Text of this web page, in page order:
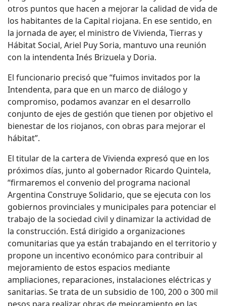
otros puntos que hacen a mejorar la calidad de vida de
los habitantes de la Capital riojana. En ese sentido, en
la jornada de ayer, el ministro de Vivienda, Tierras y
Hábitat Social, Ariel Puy Soria, mantuvo una reunión
con la intendenta Inés Brizuela y Doria.
El funcionario precisó que “fuimos invitados por la
Intendenta, para que en un marco de diálogo y
compromiso, podamos avanzar en el desarrollo
conjunto de ejes de gestión que tienen por objetivo el
bienestar de los riojanos, con obras para mejorar el
hábitat”.
El titular de la cartera de Vivienda expresó que en los
próximos días, junto al gobernador Ricardo Quintela,
“firmaremos el convenio del programa nacional
Argentina Construye Solidario, que se ejecuta con los
gobiernos provinciales y municipales para potenciar el
trabajo de la sociedad civil y dinamizar la actividad de
la construcción. Está dirigido a organizaciones
comunitarias que ya están trabajando en el territorio y
propone un incentivo económico para contribuir al
mejoramiento de estos espacios mediante
ampliaciones, reparaciones, instalaciones eléctricas y
sanitarias. Se trata de un subsidio de 100, 200 o 300 mil